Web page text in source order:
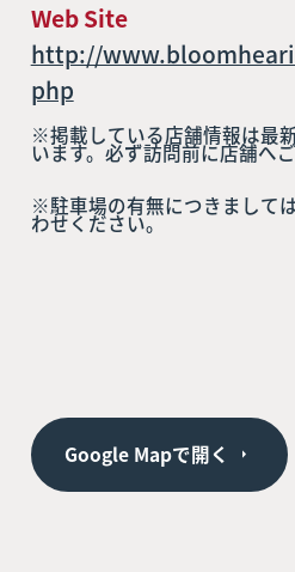
Web Site
http://
php
※掲載している店舗情報は最
います。必ず訪問前に店舗へ
※駐車場の有無につきまして
わせください。
Google Mapで開く